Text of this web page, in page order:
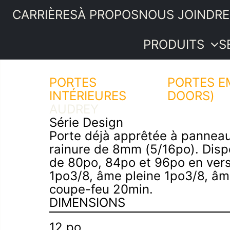
CARRIÈRESÀ PROPOSNOUS JOINDRE
PRODUITS
Portes
intérieures
Quincaillerie
Bois de
menuiserie
Revêtements
intérieurs
pin
PRODUITS
SERVICES
IDÉES ET
ASTUCES
PROMOTIONS
SOUMISSION
PORTES
DOORS)
PORTES
INTÉRIEURES
AUDREY
Série Design
Porte déjà apprêtée à
rainure de 8mm (5/16po).
de 80po, 84po et 96po en
1po3/8, âme pleine 1po3/8,
coupe-feu 20min.
DIMENSIONS
12 po